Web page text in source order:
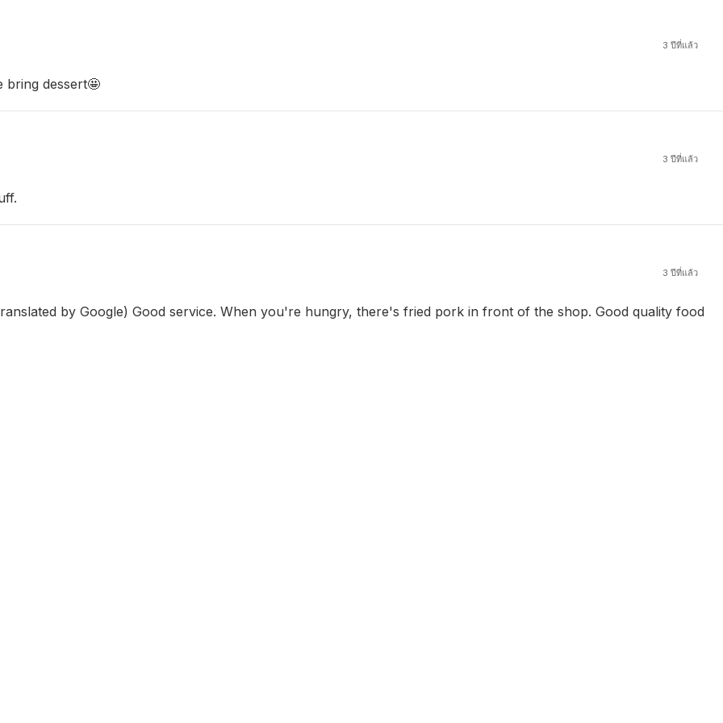
3 ปีที่แล้ว
bring dessert🤩
3 ปีที่แล้ว
3 ปีที่แล้ว
by Google) Good service. When you're hungry, there's fried pork in front of the shop. Good quality food